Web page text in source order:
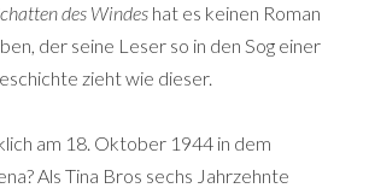
des Windes hat es keinen Roman
der seine Leser so in den Sog einer
zieht wie dieser.
am 18. Oktober 1944 in dem
Als Tina Bros sechs Jahrzehnte